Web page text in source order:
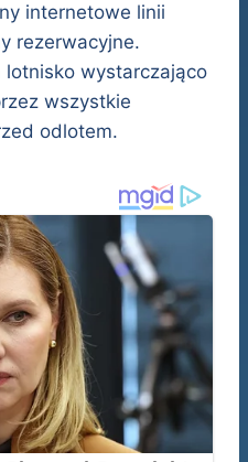
internetowe linii
rezerwacyjne.
lotnisko wystarczająco
wszystkie
odlotem.